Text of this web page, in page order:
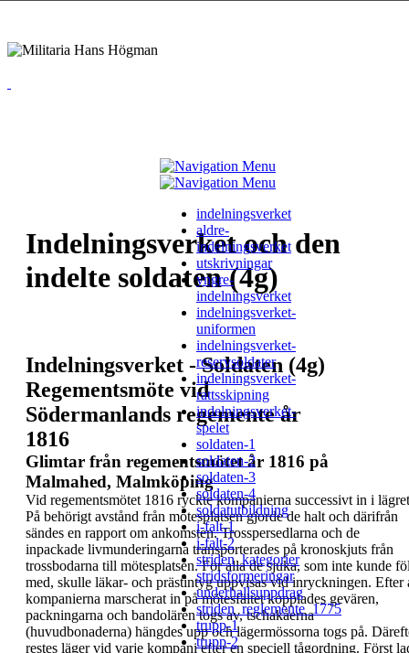
Indelningsverket - Soldaten (4g)
Regementsmöte vid
Södermanlands regemente år
1816
Glimtar från regementsmötet år 1816 på
Malmahed, Malmköping
Vid regementsmötet 1816 ryckte kompanierna successivt in i
På behörigt avstånd från mötesplatsen gjorde de halt och därifrån
sändes en rapport om ankomsten. Trosspersedlarna och de
inpackade livmunderingarna transporterades på kronoskjuts från
trossbodarna till mötesplatsen. För alla de sjuka, som inte kunde
med, skulle läkar- och prästintyg uppvisas vid inryckningen. Efter
kompanierna marscherat in på mötesfältetkopplades gevären,
packningarna och bandolärentogs av, tschakåerna
(huvudbonaderna) hängdesupp och lägermössorna togs på.
restes läger vid varje kompani efter en speciell tågordning. Först
Indelningsverket och den
indelte soldaten (4g)
indelningsverket
aldre-
indelningsverket
utskrivningar
yngre-
indelningsverket
indelningsverket-
uniformen
indelningsverket-
reservsoldater
indelningsverket-
rattsskipning
indelningsverket-
spelet
soldaten-1
soldaten-2
soldaten-3
soldaten-4
soldatutbildning
i-falt-1
i-falt-2
striden_kategorier
stridsformeringar
underhallsuppdrag
striden_reglemente_1775
trupp-1
trupp-2